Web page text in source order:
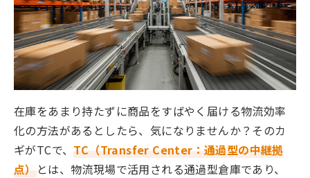
在庫をあまり持たずに商品をすばやく届ける物流効率
化の方法があるとしたら、気になりませんか？そのカ
ギがTCで、TC（Transfer Center：通過型の中継拠
点）とは、物流現場で活用される通過型倉庫であり、